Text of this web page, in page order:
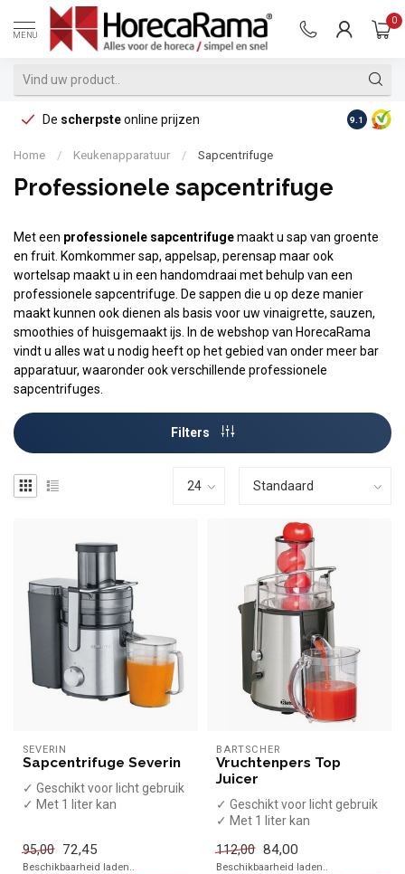
MENU
0
De scherpsteonline prijzen Op
9.1
Home / Keukenapparatuur / Sapcentrifuge
Professionele sapcentrifuge
Met een professionele sapcentrifugemaakt u sap van groente
en fruit. Komkommer sap, appelsap, perensap maar ook
wortelsap maakt u in een handomdraai met behulp van een
professionele sapcentrifuge. De sappen die u op deze manier
maakt kunnen ook dienen als basis voor uw vinaigrette, sauzen,
smoothies of huisgemaakt ijs. In de webshop van HorecaRama
vindt u alles wat u nodig heeft op het gebied van onder meer bar
apparatuur, waaronder ook verschillende professionele
sapcentrifuges.
Filters
SEVERIN
Sapcentrifuge Severin
✓ Geschikt voor licht gebruik
✓ Met 1 liter kan
95,00
72,45
Beschikbaarheid laden..
BARTSCHER
Vruchtenpers Top
Juicer
✓ Geschikt voor licht gebruik
✓ Met 1 liter kan
✓ 230 Volt
112,00 84,00
Beschikbaarheid laden..